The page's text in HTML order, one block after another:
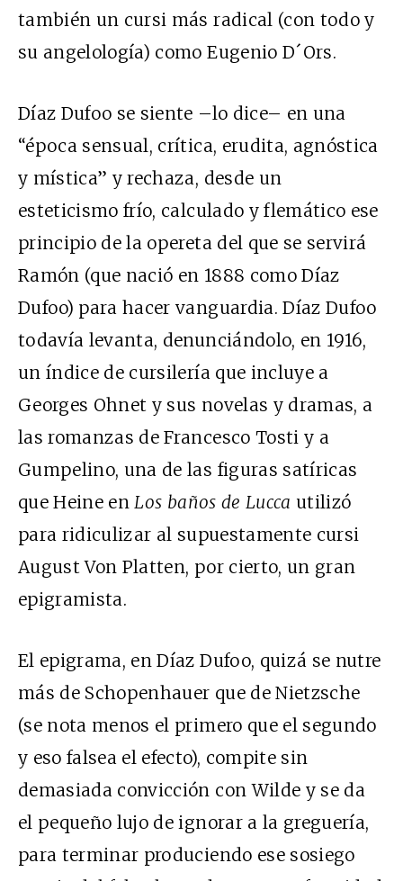
también un cursi más radical (con todo y
su angelología) como Eugenio D´Ors.
Díaz Dufoo se siente –lo dice– en una
“época sensual, crítica, erudita, agnóstica
y mística” y rechaza, desde un
esteticismo frío, calculado y flemático ese
principio de la opereta del que se servirá
Ramón (que nació en 1888 como Díaz
Dufoo) para hacer vanguardia. Díaz Dufoo
todavía levanta, denunciándolo, en 1916,
un índice de cursilería que incluye a
Georges Ohnet y sus novelas y dramas, a
las romanzas de Francesco Tosti y a
Gumpelino, una de las figuras satíricas
que Heine enLos baños de Lucca utilizó
para ridiculizar al supuestamente cursi
August Von Platten, por cierto, un gran
epigramista.
El epigrama, en Díaz Dufoo, quizá se nutre
más de Schopenhauer que de Nietzsche
(se nota menos el primero que el segundo
y eso falsea el efecto), compite sin
demasiada convicción con Wilde y se da
el pequeño lujo de ignorar a la greguería,
para terminar produciendo ese sosiego